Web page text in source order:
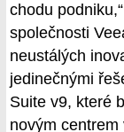
chodu
společnosti
neustálých
jedinečnými
Suite v9, které
novým